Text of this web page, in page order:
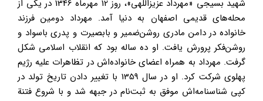
شهید بسیجی «مهرداد عزیزاللهی»، روز 12 مهرماه 1346 در یکی از
محله‌های قدیمی اصفهان به دنیا آمد. مهرداد دومین فرزند
خانواده در دامن مادری روشن‌ضمیر و بابصیرت و پدری باسواد و
روشن‌فکر پرورش یافت. او ده ساله بود که انقلاب اسلامی شکل
گرفت. مهرداد به همراه اعضای خانواده‌اش در تظاهرات علیه رژیم
پهلوی شرکت کرد. او در سال 1359 با تغییر دادن تاریخ تولد در
کپی شناسنامه‌اش موفق به ثبت‌نام در جبهه شد و با شروع فتنة